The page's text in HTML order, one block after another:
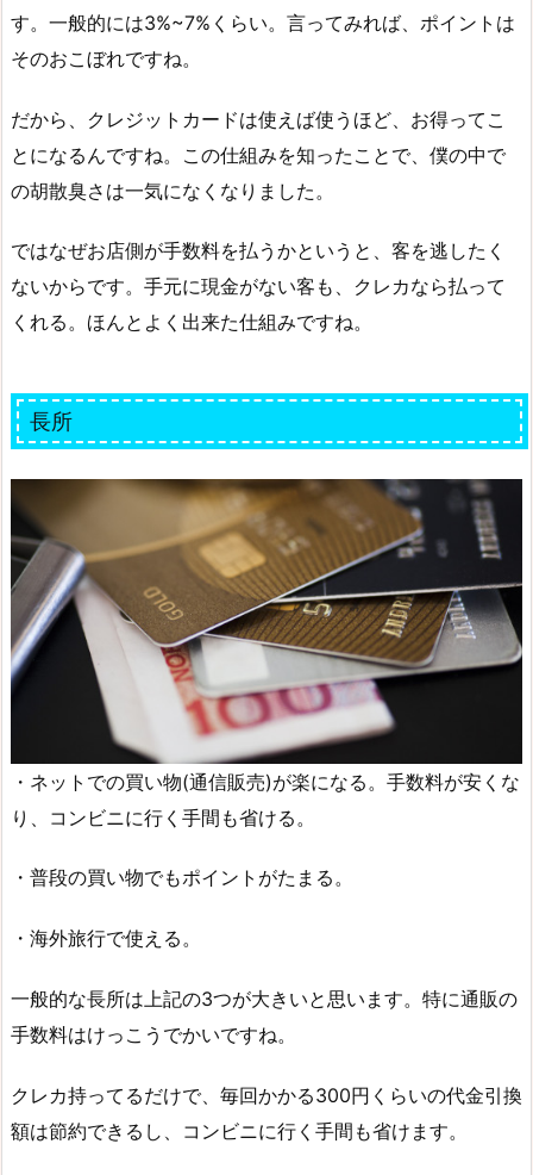
す。一般的には3%~7%くらい。言ってみれば、ポイントは
そのおこぼれですね。
だから、クレジットカードは使えば使うほど、お得ってこ
とになるんですね。この仕組みを知ったことで、僕の中で
の胡散臭さは一気になくなりました。
ではなぜお店側が手数料を払うかというと、客を逃したく
ないからです。手元に現金がない客も、クレカなら払って
くれる。ほんとよく出来た仕組みですね。
長所
・ネットでの買い物(通信販売)が楽になる。手数料が安くな
り、コンビニに行く手間も省ける。
・普段の買い物でもポイントがたまる。
・海外旅行で使える。
一般的な長所は上記の3つが大きいと思います。特に通販の
手数料はけっこうでかいですね。
クレカ持ってるだけで、毎回かかる300円くらいの代金引換
額は節約できるし、コンビニに行く手間も省けます。